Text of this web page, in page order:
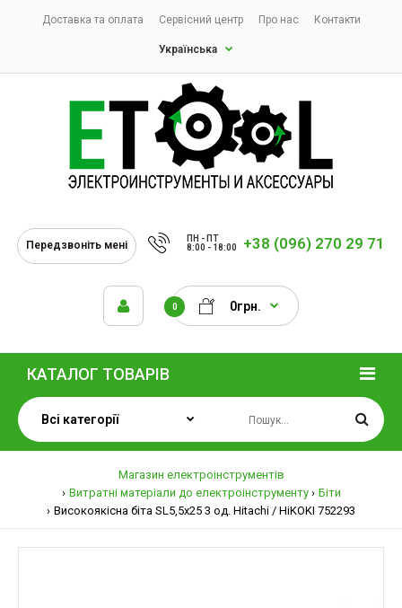
Доставка та оплата Сервісний центр Про нас Контакти
Українська
Передзвоніть мені
ПН - ПТ
8:00 - 18:00
+38 (096) 270 29 71
0 0грн.
КАТАЛОГ ТОВАРІВ
Магазин електроінструментів
Витратні матеріали до електроінструменту
Біти
Високоякісна біта SL5,5x25 3 од. Hitachi / HiKOKI 752293